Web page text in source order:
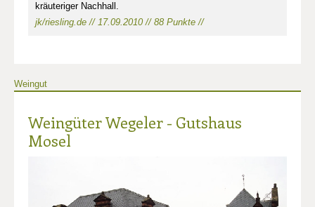
kräuteriger Nachhall.
jk/riesling.de // 17.09.2010 // 88 Punkte //
Weingut
Weingüter Wegeler - Gutshaus
Mosel